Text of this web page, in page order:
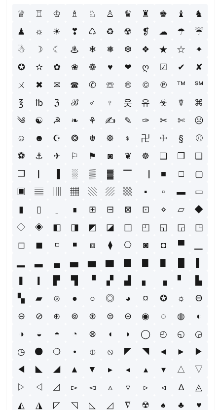
♕ ♖ ♔ ♗ ♘ ♙ ♛ ♜ ♚ ♝
♞
♟
☼ ☀ ❣ ♺ ♻ ☢ ❡ ☁ ☂
☔
☃
☽ ☾ ♨ ❄ ❅ ❆ ❖ ★ ☆
✦
✪
✫ ✿ ❀ ❁ ♥ ❤ ღ ☑ ✔
✘
ㄨ
✖ ✉ ☎ ✆ ☏ ® © ℗ ™
℠
℥
℔ ℨ ℬ ♂ ♀ 웃 유 ☣ ☤
⌘
༄
☯ ☭ ❧ ⚘ ✍ ✎ ✑ ✂ ✄
☹
☺
☻ ☪ ❂ ☬ ☸ ♆ 卍 ☩ §
⚾
⚽
⚓ ✈ ⚐ ⚑ ◙ ❦ ☸ ❏ ❐
❑
❒
▏ ▐ ░ ▒ ▓ ▔ ▕ ■ □
▢
▣
▤ ▥ ▦ ▧ ▨ ▩ ▪ ▫ ▬
▭
▮
▯ ∎ ⊞ ⊟ ⊠ ⊡ ⋄ ▱
◆
◇
◈ ◧ ◨ ◩ ◪ ◫ ◰ ◱ ◲
◳
◻
◼ ◽ ◾ ⧈ ⧫ ⎔ ◙ ◘ ▀
▃ ▄ ▅ ▆ ▇ ▉ ▊ ▋ █
▌
▍
▎ ▛ ▜ ▝ ▞ ▟ ▖ ▗ ▘
▙
▚
▰ ⊙ ● ○ ◎ ◕ ¤ ✪ ☼
Θ
⊖
⊘ ⊕ ⊚ ⊛ ⊜ ⊝ ◉ ◌ ◍
◐
◑
◒ ◓ ◔ ⊗ ◖ ◗ ◯ ◴ ◵
◶
◷
⚫ ❍ ⦁ ⦶ ⦸ ◤ ◥ ◄ ►
▶
◀
◣ ◢ ▲ ▼ ▸ ◂ ▴ ▾ △
▽
▷
◁ ⊿ ▻ ◅ ▵ ▿ ▹ ◃ ∆
◬
◭
◮ ◸ ◹ ◺ ◿ ∇ ☢ ♠ ♣ ♥